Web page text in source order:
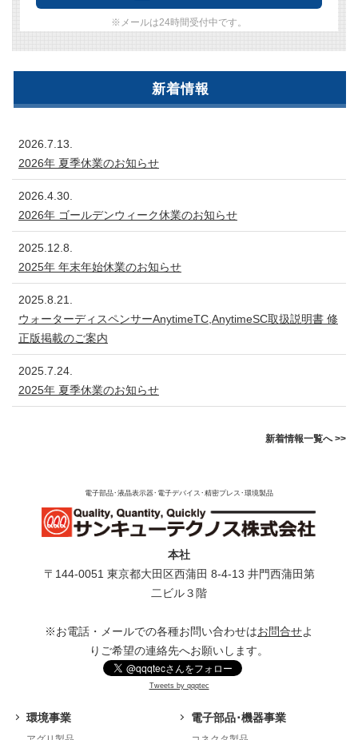
※メールは24時間受付中です。
新着情報
2026.7.13.
2026年 夏季休業のお知らせ
2026.4.30.
2026年 ゴールデンウィーク休業のお知らせ
2025.12.8.
2025年 年末年始休業のお知らせ
2025.8.21.
ウォーターディスペンサーAnytimeTC,AnytimeSC取扱説明書 修
正版掲載のご案内
2025.7.24.
2025年 夏季休業のお知らせ
新着情報一覧へ >>
電子部品･液晶表示器･電子デバイス･精密プレス･環境製品
本社
〒144-0051 東京都⼤⽥区⻄蒲⽥ 8-4-13 井⾨⻄蒲⽥第
⼆ビル３階
※お電話・メールでの各種お問い合わせはお問合せよ
りご希望の連絡先へお願いします。
Tweets by qqqtec
環境事業 電子部品･機器事業